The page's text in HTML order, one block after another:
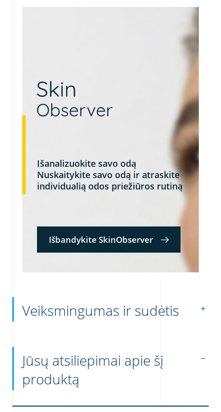
Išanalizuokite savo odą
Nuskaitykite savo odą ir atraskite
individualią odos priežiūros rutiną
Išbandykite SkinObserver
Veiksmingumas ir sudėtis
Jūsų atsiliepimai apie šį
produktą